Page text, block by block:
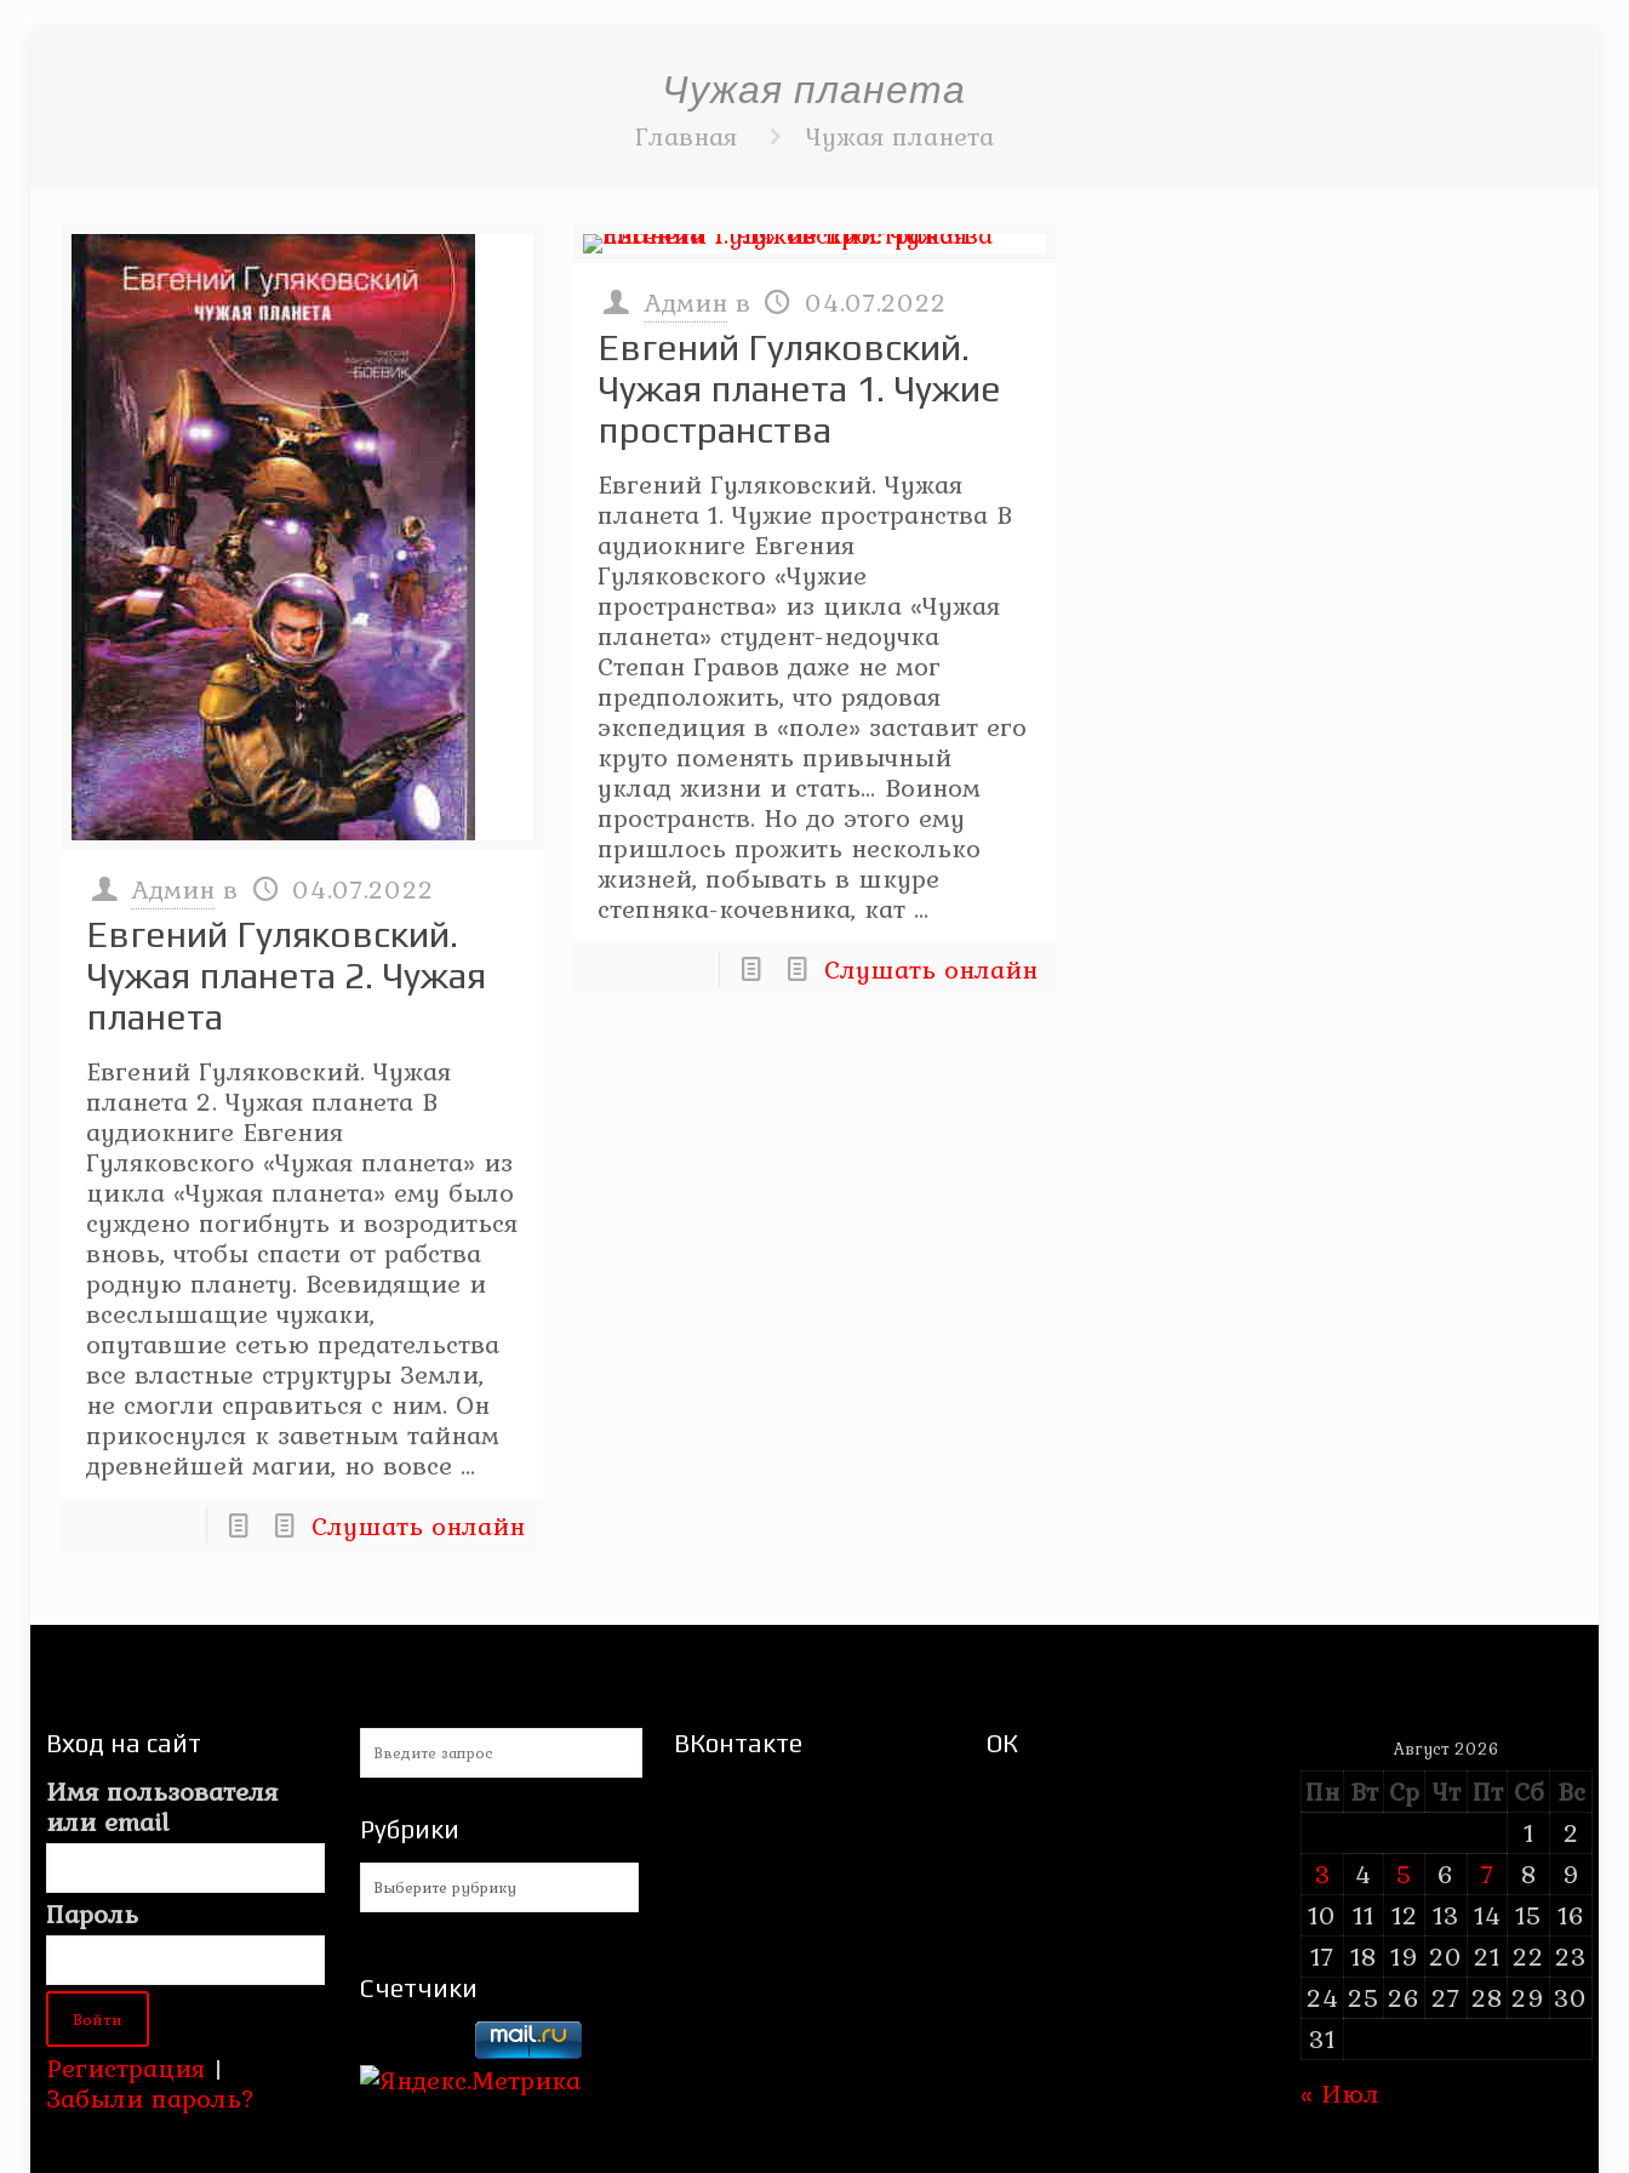
Чужая планета
Главная Чужая планета
Админ в 04.07.2022
Евгений Гуляковский.
Чужая планета 2. Чужая
планета
Евгений Гуляковский. Чужая
планета 2. Чужая планета В
аудиокниге Евгения
Гуляковского «Чужая планета» из
цикла «Чужая планета» ему было
суждено погибнуть и возродиться
вновь, чтобы спасти от рабства
родную планету. Всевидящие и
всеслышащие чужаки,
опутавшие сетью предательства
все властные структуры Земли,
не смогли справиться с ним. Он
прикоснулся к заветным тайнам
древнейшей магии, но вовсе ...
Слушать онлайн
Админ в 04.07.2022
Евгений Гуляковский.
Чужая планета 1. Чужие
пространства
Евгений Гуляковский. Чужая
планета 1. Чужие пространства В
аудиокниге Евгения
Гуляковского «Чужие
пространства» из цикла «Чужая
планета» студент-недоучка
Степан Гравов даже не мог
предположить, что рядовая
экспедиция в «поле» заставит его
круто поменять привычный
уклад жизни и стать… Воином
пространств. Но до этого ему
пришлось прожить несколько
жизней, побывать в шкуре
степняка-кочевника, кат ...
Слушать онлайн
Вход на сайт
Имя пользователя
или email
Пароль
Регистрация |
Забыли пароль?
Рубрики
Рубрики
Счетчики
ВКонтакте ОК Август 2026
Пн Вт Ср Чт Пт Сб Вс
1
2
3
4 5 6 7 8
9
10 11 12 13 14 15 16
17 18 19 20 21 22 23
24 25 26 27 28 29 30
31
« Июл